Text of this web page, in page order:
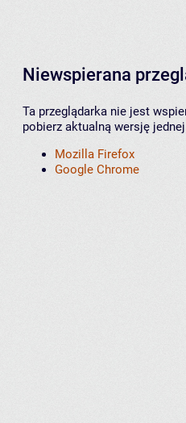
Niewspierana
Ta przeglądarka nie jest
pobierz aktualną wersję
Mozilla Firefox
Google Chrome